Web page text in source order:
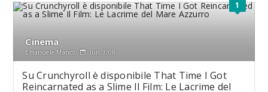
1
Cinema
Emanuele Manco lun 3/08
Su Crunchyroll è disponibile That Time I Got
Reincarnated as a Slime Il Film: Le Lacrime del